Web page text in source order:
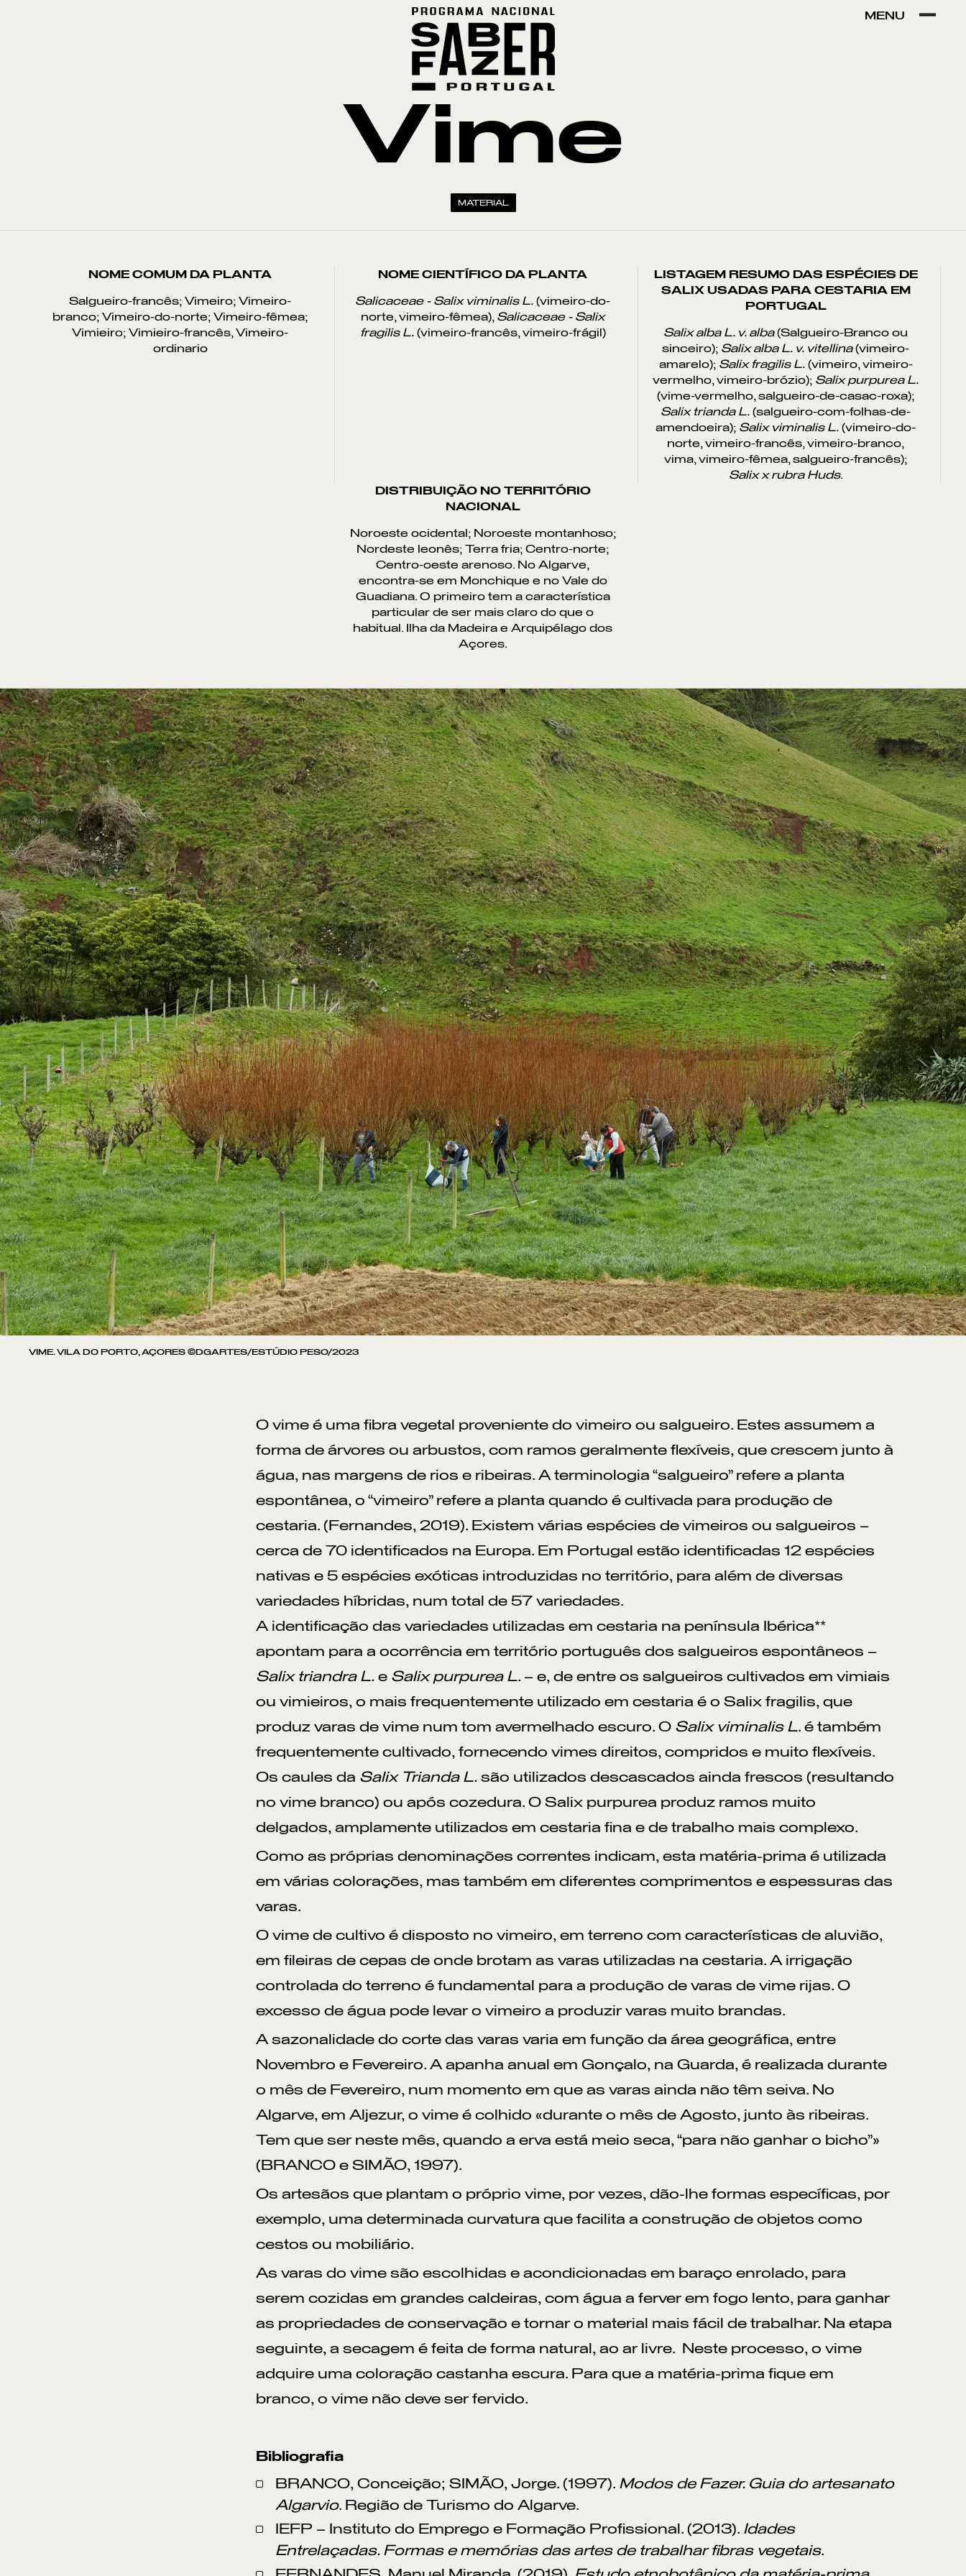
MENU
Vime
MATERIAL
NOME COMUM DA PLANTA
Salgueiro-francês; Vimeiro; Vimeiro-
branco; Vimeiro-do-norte; Vimeiro-fêmea;
Vimieiro; Vimieiro-francês, Vimeiro-
ordinario
NOME CIENTÍFICO DA PLANTA
Salicaceae - Salix viminalis L. (vimeiro-do-
norte, vimeiro-fêmea), Salicaceae - Salix
fragilis L.(vimeiro-francês, vimeiro-frágil)
LISTAGEM RESUMO DAS ESPÉCIES DE
SALIX USADAS PARA CESTARIA EM
PORTUGAL
Salix alba L. v. alba(Salgueiro-Branco ou
sinceiro); Salix alba L. v. vitellina(vimeiro-
amarelo); Salix fragilis L.(vimeiro, vimeiro-
vermelho, vimeiro-brózio); Salix purpurea L.
(vime-vermelho, salgueiro-de-casac-roxa);
Salix trianda L. (salgueiro-com-folhas-de-
amendoeira); Salix viminalis L. (vimeiro-do-
norte, vimeiro-francês, vimeiro-branco,
vima, vimeiro-fêmea, salgueiro-francês);
Salix x rubra Huds.
DISTRIBUIÇÃO NO TERRITÓRIO
NACIONAL
Noroeste ocidental; Noroeste montanhoso;
Nordeste leonês; Terra fria; Centro-norte;
Centro-oeste arenoso. No Algarve,
encontra-se em Monchique e no Vale do
Guadiana. O primeiro tem a característica
particular de ser mais claro do que o
habitual. Ilha da Madeira e Arquipélago dos
Açores.
VIME. VILA DO PORTO, AÇORES ©DGARTES/ESTÚDIO PESO/2023
O vime é uma fibra vegetal proveniente do vimeiro ou salgueiro. Estes assumem a
forma de árvores ou arbustos, com ramos geralmente flexíveis, que crescem junto à
água, nas margens de rios e ribeiras. A terminologia “salgueiro” refere a planta
espontânea, o “vimeiro” refere a planta quando é cultivada para produção de
cestaria. (Fernandes, 2019). Existem várias espécies de vimeiros ou salgueiros –
cerca de 70 identificados na Europa. Em Portugal estão identificadas 12 espécies
nativas e 5 espécies exóticas introduzidas no território, para além de diversas
variedades híbridas, num total de 57 variedades.
A identificação das variedades utilizadas em cestaria na península Ibérica**
apontam para a ocorrência em território português dos salgueiros espontâneos –
Salix triandra L. e Salix purpurea L. – e, de entre os salgueiros cultivados em vimiais
ou vimieiros, o mais frequentemente utilizado em cestaria é o Salix fragilis, que
produz varas de vime num tom avermelhado escuro. O Salix viminalis L. é também
frequentemente cultivado, fornecendo vimes direitos, compridos e muito flexíveis.
Os caules da Salix Trianda L. são utilizados descascados ainda frescos (resultando
no vime branco) ou após cozedura. O Salix purpurea produz ramos muito
delgados, amplamente utilizados em cestaria fina e de trabalho mais complexo.
Como as próprias denominações correntes indicam, esta matéria-prima é utilizada
em várias colorações, mas também em diferentes comprimentos e espessuras das
varas.
O vime de cultivo é disposto no vimeiro, em terreno com características de aluvião,
em fileiras de cepas de onde brotam as varas utilizadas na cestaria. A irrigação
controlada do terreno é fundamental para a produção de varas de vime rijas. O
excesso de água pode levar o vimeiro a produzir varas muito brandas.
A sazonalidade do corte das varas varia em função da área geográfica, entre
Novembro e Fevereiro. A apanha anual em Gonçalo, na Guarda, é realizada durante
o mês de Fevereiro, num momento em que as varas ainda não têm seiva. No
Algarve, em Aljezur, o vime é colhido «durante o mês de Agosto, junto às ribeiras.
Tem que ser neste mês, quando a erva está meio seca, “para não ganhar o bicho”»
(BRANCO e SIMÃO, 1997).
Os artesãos que plantam o próprio vime, por vezes, dão-lhe formas específicas, por
exemplo, uma determinada curvatura que facilita a construção de objetos como
cestos ou mobiliário.
As varas do vime são escolhidas e acondicionadas em baraço enrolado, para
serem cozidas em grandes caldeiras, com água a ferver em fogo lento, para ganhar
as propriedades de conservação e tornar o material mais fácil de trabalhar. Na etapa
seguinte, a secagem é feita de forma natural, ao ar livre. Neste processo, o vime
adquire uma coloração castanha escura. Para que a matéria-prima fique em
branco, o vime não deve ser fervido.
Bibliografia
BRANCO, Conceição; SIMÃO, Jorge. (1997). Modos de Fazer. Guia do artesanato
Algarvio. Região de Turismo do Algarve.
IEFP – Instituto do Emprego e Formação Profissional. (2013). Idades
Entrelaçadas. Formas e memórias das artes de trabalhar fibras vegetais.